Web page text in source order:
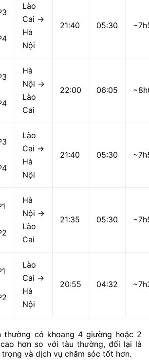
Lào
Cai →
Hà
Nội
21:40 05:30
Hà
Nội →
Lào
Cai
22:00 06:05
Lào
Cai →
Hà
Nội
21:40 05:30
Hà
Nội →
Lào
Cai
21:35 05:30
Lào
Cai →
Hà
Nội
20:55 04:32
thường có khoang 4 giường hoặc 2
hơn so với tàu thường, đổi lại là
và dịch vụ chăm sóc tốt hơn.